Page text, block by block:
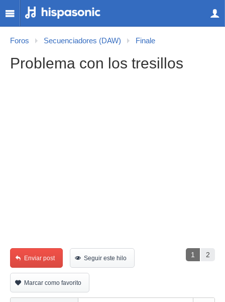
Foros Secuenciadores (DAW) Finale
Problema con los tresillos
1 2
Enviar post Seguir este hilo
Marcar como favorito